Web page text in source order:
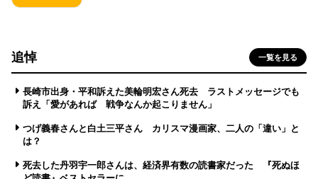
追悼 一覧を見る
長崎市出身・平和訴えた美輪明宏さん死去 ラストメッセージでも
訴え「愛があれば 戦争なんか起こりません」
つげ義春さんと白土三平さん カリスマ漫画家、二人の「違い」と
は？
死去した丹羽宇一郎さんは、経済界有数の読書家だった 『死ぬほ